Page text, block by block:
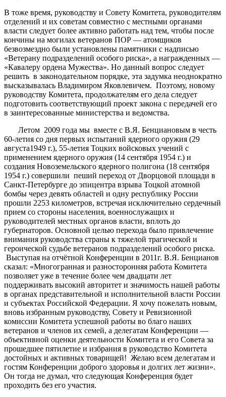
В тоже время, руководству и Совету Комитета, руководителям
отделений и их советам совместно с местными органами
власти следует более активно работать над тем, чтобы после
кончины на могилах ветеранов ПОР — атомщиков
безвозмездно были установлены памятники с надписью
«Ветерану подразделений особого риска», а награжденных —
«Кавалеру ордена Мужества». Но данный вопрос следует
решить в законодательном порядке, эта задумка неоднократно
высказывалась Владимиром Яковлевичем. Поэтому, новому
руководству Комитета, продолжателям его дела следует
подготовить соответствующий проект закона с передачей его
в заинтересованные министерства и ведомства.
Летом 2009 года мы вместе с В.Я. Бенциановым в честь
60-летия со дня первых испытаний ядерного оружия (29
августа1949 г.), 55-летия Тоцких войсковых учений с
применением ядерного оружия (14 сентября 1954 г.) и
создания Новоземельского ядерного полигона (18 сентября
1954 г.) совершили пеший переход от Дворцовой площади в
Санкт-Петербурге до эпицентра взрыва Тоцкой атомной
бомбы через девять областей и одну республику России
прошли 2253 километров, встречая исключительно сердечный
прием со стороны населения, военнослужащих и
руководителей местных органов власти, вплоть до
губернаторов. Основной целью перехода было привлечение
внимания руководства страны к тяжелой трагической и
героической судьбе ветеранов подразделений особого риска.
Выступая на отчётной Конференции в 2011г. В.Я. Бенцианов
сказал: «Многогранная и разносторонняя работа Комитета
позволяет уже в течение более чем двадцати лет
поддерживать высокий авторитет и значимость нашей работы
в органах представительной и исполнительной власти России
и субъектах Российской Федерации. Я хочу пожелать новым,
вновь избранным руководству, Совету и Ревизионной
комиссии Комитета успешной работы во благо наших
ветеранов и членов их семей, а делегатам Конференции —
объективной оценки деятельности Комитета и его Совета за
прошедшее пятилетие и избрания в руководство Комитета
достойных и активных товарищей! Желаю всем делегатам и
гостям Конференции доброго здоровья и долгих лет жизни».
Он тогда не думал, что следующая Конференция будет
проходить без его участия.